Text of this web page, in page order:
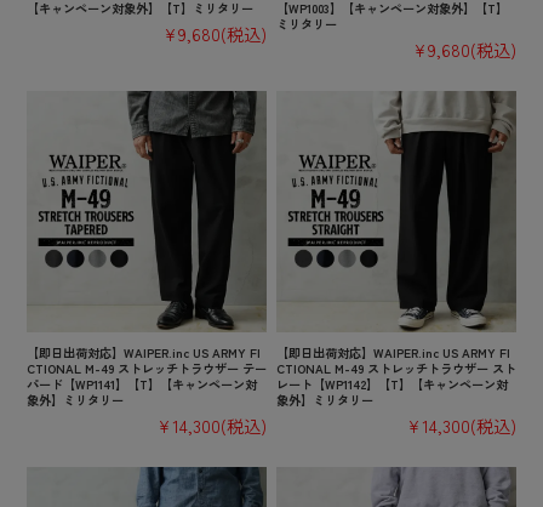
【キャンペーン対象外】【T】ミリタリー
¥9,680(税込)
【WP1003】【キャンペーン対象外】【T】
ミリタリー
¥9,680(税込)
【即日出荷対応】WAIPER.inc US ARMY FI
CTIONAL M-49 ストレッチトラウザー テー
パード【WP1141】【T】【キャンペーン対
象外】ミリタリー
¥14,300(税込)
【即日出荷対応】WAIPER.inc US ARMY FI
CTIONAL M-49 ストレッチトラウザー スト
レート【WP1142】【T】【キャンペーン対
象外】ミリタリー
¥14,300(税込)